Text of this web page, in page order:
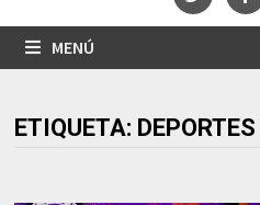
MENÚ
ETIQUETA: